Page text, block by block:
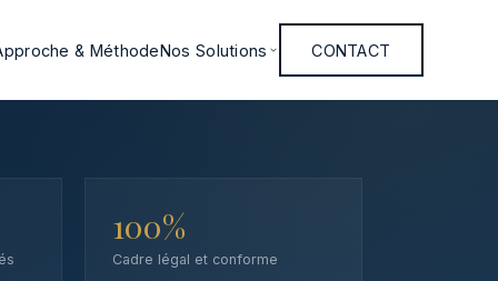
& MéthodeNos Solutions CONTACT
100%
Cadre légal et conforme